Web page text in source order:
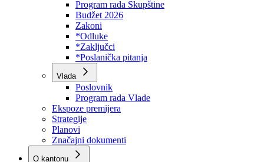
Skupština
Poslovnik
Program rada Skupštine
Budžet 2026
Zakoni
*Odluke
*Zaključci
*Poslanička pitanja
Vlada
Poslovnik
Program rada Vlade
Ekspoze premijera
Strategije